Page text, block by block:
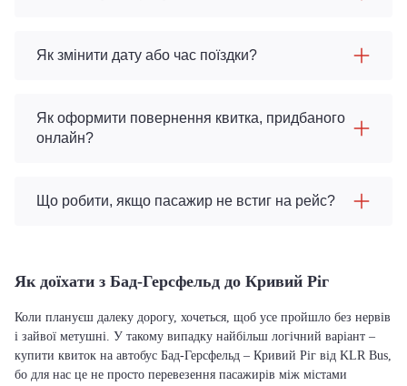
Як змінити дату або час поїздки?
Як оформити повернення квитка, придбаного
онлайн?
Що робити, якщо пасажир не встиг на рейс?
Як доїхати з Бад-Герсфельд до Кривий Ріг
Коли плануєш далеку дорогу, хочеться, щоб усе пройшло без нервів
і зайвої метушні. У такому випадку найбільш логічний варіант –
купити квиток на автобус Бад-Герсфельд – Кривий Ріг від KLR Bus,
бо для нас це не просто перевезення пасажирів між містами